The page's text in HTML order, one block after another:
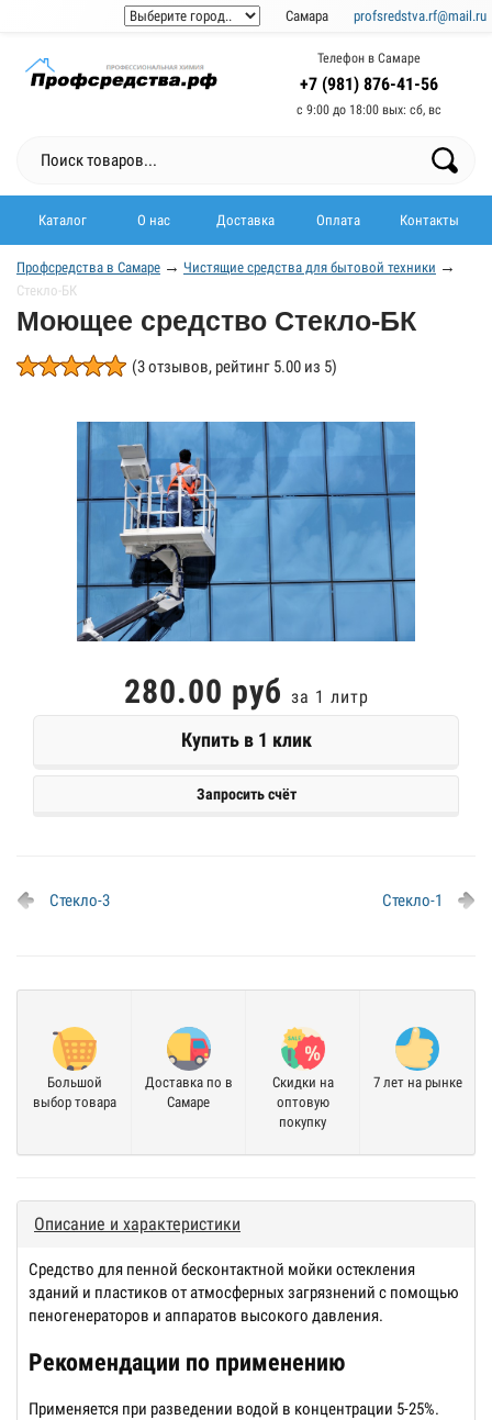
Самара profsredstva.rf@mail.ru
Телефон в Самаре
+7 (981) 876-41-56
с 9:00 до 18:00 выx: сб, вс
Каталог О нас Доставка Оплата Контакты
Профсредства в Самаре → Чистящие средства для бытовой техники →
Стекло-БК
Моющее средство Стекло-БК
(3отзывов, рейтинг 5.00 из 5)
280.00 руб за 1 литр
Купить в 1 клик
Запросить счёт
Стекло-3 Стекло-1
Большой
выбор товара
Доставка по в
Самаре
Скидки на
оптовую
покупку
7 лет на рынке
Описание и характеристики
Средство для пенной бесконтактной мойки остекления
зданий и пластиков от атмосферных загрязнений с помощью
пеногенераторов и аппаратов высокого давления.
Рекомендации по применению
Применяется при разведении водой в концентрации 5-25%.